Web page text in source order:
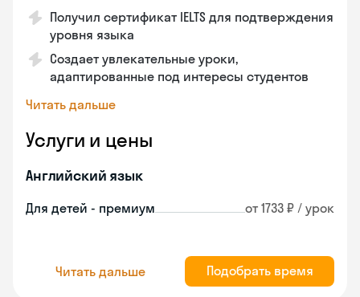
Получил сертификат IELTS для подтверждения
уровня языка
Создает увлекательные уроки,
адаптированные под интересы студентов
Читать дальше
Услуги и цены
Английский язык
Для детей - премиум от 1733 ₽ / урок
Читать дальше Подобрать время